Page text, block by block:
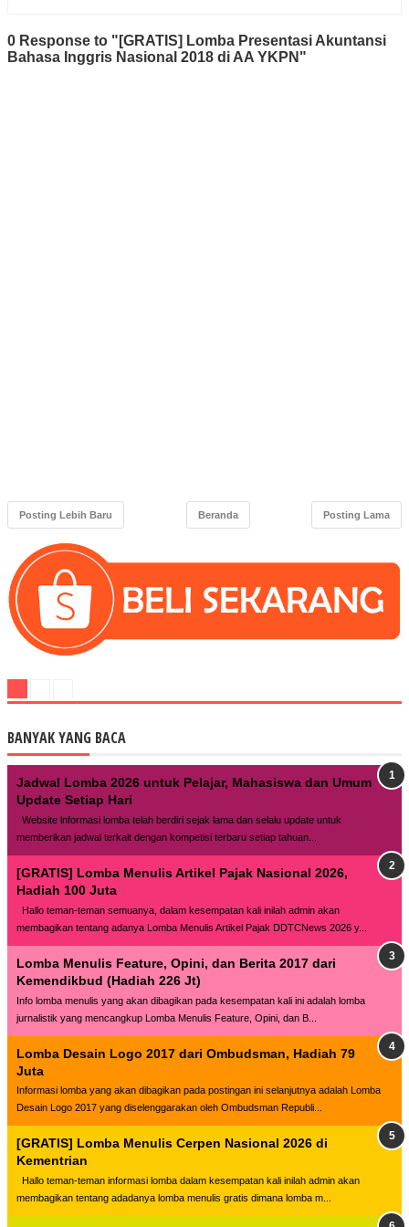
0 Response to "[GRATIS] Lomba Presentasi Akuntansi
Bahasa Inggris Nasional 2018 di AA YKPN"
Posting Lebih Baru Posting Lama
Beranda
BANYAK YANG BACA
Jadwal Lomba 2026 untuk Pelajar, Mahasiswa dan Umum
Update Setiap Hari
Website lnformasi lomba telah berdiri sejak lama dan selalu update untuk
memberikan jadwal terkait dengan kompetisi terbaru setiap tahuan...
[GRATIS] Lomba Menulis Artikel Pajak Nasional 2026,
Hadiah 100 Juta
Hallo teman-teman semuanya, dalam kesempatan kali inilah admin akan
membagikan tentang adanya Lomba Menulis Artikel Pajak DDTCNews 2026 y...
Lomba Menulis Feature, Opini, dan Berita 2017 dari
Kemendikbud (Hadiah 226 Jt)
Info lomba menulis yang akan dibagikan pada kesempatan kali ini adalah lomba
jurnalistik yang mencangkup Lomba Menulis Feature, Opini, dan B...
Lomba Desain Logo 2017 dari Ombudsman, Hadiah 79
Juta
Informasi lomba yang akan dibagikan pada postingan ini selanjutnya adalah Lomba
Desain Logo 2017 yang diselenggarakan oleh Ombudsman Republi...
[GRATIS] Lomba Menulis Cerpen Nasional 2026 di
Kementrian
Hallo teman-teman informasi lomba dalam kesempatan kali inilah admin akan
membagikan tentang adadanya lomba menulis gratis dimana lomba m...